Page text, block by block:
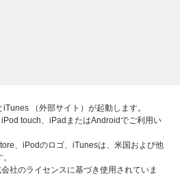
（外部サイト）が起動します。
touch、iPadまたはAndroidでご利用い
、iPodのロゴ、iTunesは、米国および他
社のライセンスに基づき使用されていま